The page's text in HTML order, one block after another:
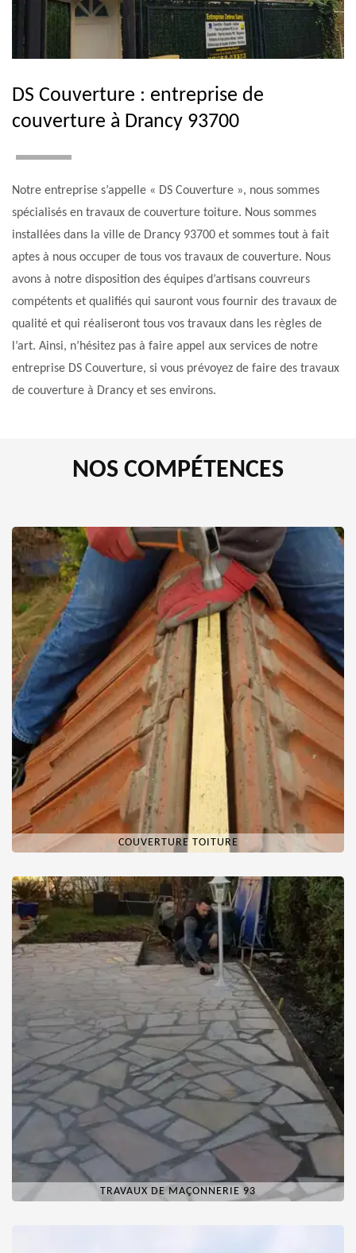
DS Couverture : entreprise de
couverture à Drancy 93700
Notre entreprise s’appelle « DS Couverture », nous sommes
spécialisés en travaux de couverture toiture. Nous sommes
installées dans la ville de Drancy 93700 et sommes tout à fait
aptes à nous occuper de tous vos travaux de couverture. Nous
avons à notre disposition des équipes d’artisans couvreurs
compétents et qualifiés qui sauront vous fournir des travaux de
qualité et qui réaliseront tous vos travaux dans les règles de
l’art. Ainsi, n’hésitez pas à faire appel aux services de notre
entreprise DS Couverture, si vous prévoyez de faire des travaux
de couverture à Drancy et ses environs.
NOS COMPÉTENCES
COUVERTURE TOITURE
TRAVAUX DE MAÇONNERIE 93